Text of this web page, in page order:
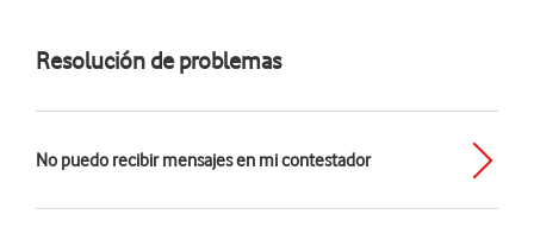
Resolución de problemas
No puedo recibir mensajes en mi contestador